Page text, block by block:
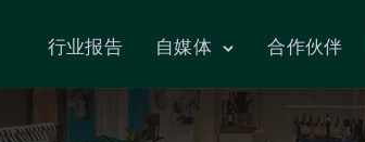
行业报告 自媒体 合作伙伴